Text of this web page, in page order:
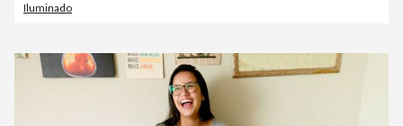
Iluminado